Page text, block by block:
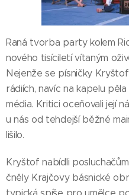
Raná tvorba party kolem
nového tisíciletí vítaným
Nejenže se písničky
rádiích, navíc na kapelu
média. Kritici oceňovali její
u nás od tehdejší běžné
lišilo.
Kryštof nabídli
čněly Krajčovy básnické